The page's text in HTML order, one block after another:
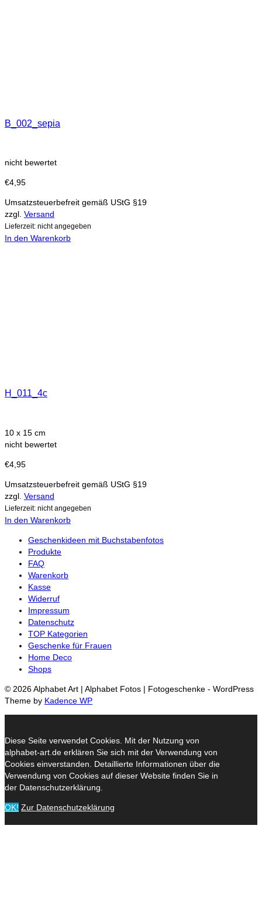
B_002_sepia
nicht bewertet
€4,95
Umsatzsteuerbefreit gemäß UStG §19
zzgl. Versand
Lieferzeit: nicht angegeben
In den Warenkorb
H_011_4c
10 x 15 cm
nicht bewertet
€4,95
Umsatzsteuerbefreit gemäß UStG §19
zzgl. Versand
Lieferzeit: nicht angegeben
In den Warenkorb
Geschenkideen mit Buchstabenfotos
Produkte
FAQ
Warenkorb
Kasse
Widerruf
Impressum
Datenschutz
TOP Kategorien
Geschenke für Frauen
Home Deco
Shops
© 2026 Alphabet Art | Alphabet Fotos | Fotogeschenke - WordPress
Theme by Kadence WP
Diese Seite verwendet Cookies. Mit der Nutzung von
alphabet-art.de erklären Sie sich mit der Verwendung von
Cookies einverstanden. Detaillierte Informationen über die
Verwendung von Cookies auf dieser Website finden Sie in
der Datenschutzerklärung.
OK! Zur Datenschutzeklärung